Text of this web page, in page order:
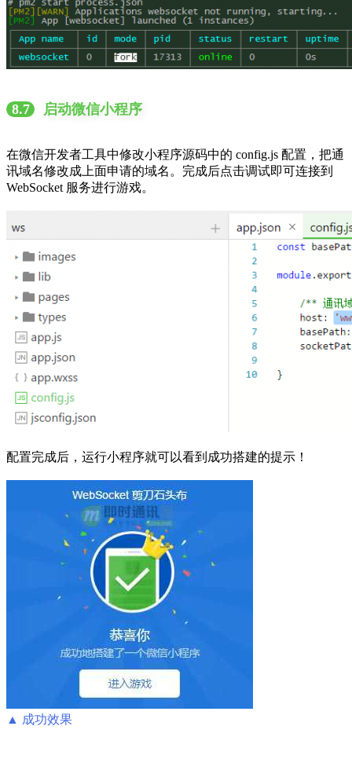
8.7 启动微信小程序
在微信开发者工具中修改小程序源码中的 config.js 配置，把通
讯域名修改成上面申请的域名。完成后点击调试即可连接到
WebSocket 服务进行游戏。
配置完成后，运行小程序就可以看到成功搭建的提示！
▲ 成功效果